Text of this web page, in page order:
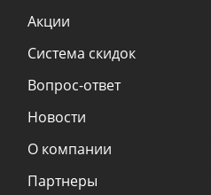
Акции
Система скидок
Вопрос-ответ
Новости
О компании
Партнеры